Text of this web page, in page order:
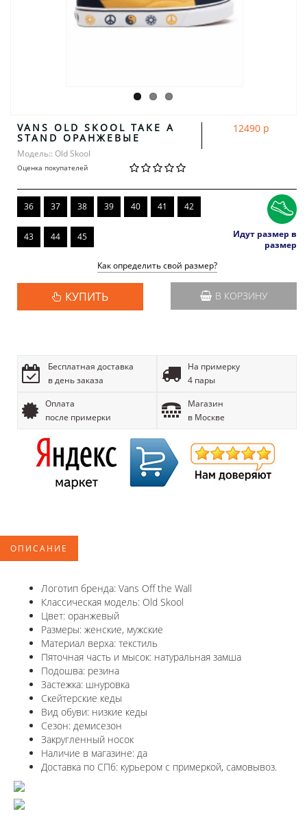
VANS OLD SKOOL TAKE A
STAND ОРАНЖЕВЫЕ
Модель:: Old Skool
Оценка покупателей
12490 р
36 37 38 39 40 41 42
43 44 45
Идут размер в
размер
Как определить свой размер?
КУПИТЬ В КОРЗИНУ
Бесплатная доставка
в день заказа
На примерку
4 пары
Оплата
после примерки
Магазин
в Москве
ОПИСАНИЕ
Логотип бренда: Vans Off the Wall
Классическая модель: Old Skool
Цвет: оранжевый
Размеры: женские, мужские
Материал верха: текстиль
Пяточная часть и мысок: натуральная замша
Подошва: резина
Застежка: шнуровка
Скейтерские кеды
Вид обуви: низкие кеды
Сезон: демисезон
Закругленный носок
Наличие в магазине: да
Доставка по СПб: курьером с примеркой, самовывоз.